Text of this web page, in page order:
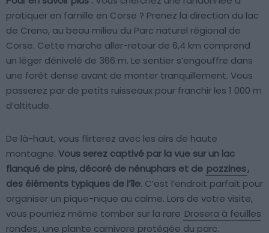
pratiquer en famille en Corse ? Prenez la direction du lac
de Creno, au beau milieu du Parc naturel régional de
Corse. Cette marche aller-retour de 6,4 km comprend
un léger dénivelé de 366 m. Le sentier s’engouffre dans
une forêt dense avant de monter tranquillement. Vous
passerez par de petits ruisseaux pour franchir les 1 000 m
d’altitude.
De là-haut, vous flirterez avec les airs de haute
montagne. Vous serez captivé par la vue sur un lac
flanqué de pins, décoré de nénuphars et de pozzines,
des éléments typiques de l’île. C’est l’endroit parfait pour
organiser un pique-nique au calme. Lors de votre visite,
vous pourriez même tomber sur la rare Drosera à feuilles
rondes, une plante carnivore protégée du parc.